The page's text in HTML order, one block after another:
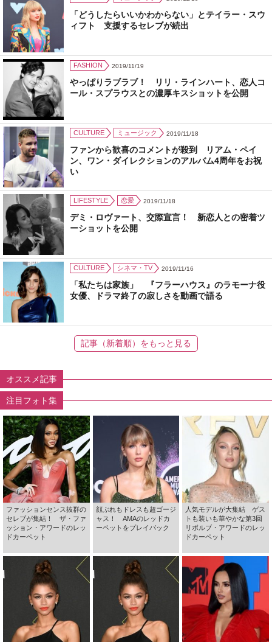
「どうしたらいいかわからない」とテイラー・スウ
ィフト 支援するセレブが続出
FASHION 2019/11/19
やっぱりラブラブ！ リリ・ラインハート、恋人コ
ール・スプラウスとの濃厚キスショットを公開
CULTURE ミュージック 2019/11/18
ファンから歓喜のコメントが殺到 リアム・ペイ
ン、ワン・ダイレクションのアルバム4周年をお祝
い
LIFESTYLE 恋愛 2019/11/18
デミ・ロヴァート、交際宣言！ 新恋人との密着ツ
ーショットを公開
CULTURE シネマ・TV 2019/11/16
「私たちは家族」 『フラーハウス』のラモーナ役
女優、ドラマ終了の寂しさを動画で語る
記事（新着順）をもっと見る
オススメ記事
注目フォト集
ファッションセンス抜群の
セレブが集結！ ザ・ファ
ッション・アワードのレッ
ドカーペット
顔ぶれもドレスも超ゴージ
ャス！ AMAのレッドカ
ーペットをプレイバック
人気モデルが大集結 ゲス
トも装いも華やかな第3回
リボルブ・アワードのレッ
ドカーペット